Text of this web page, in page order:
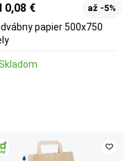
0,08 € až -5%
papier 500x750